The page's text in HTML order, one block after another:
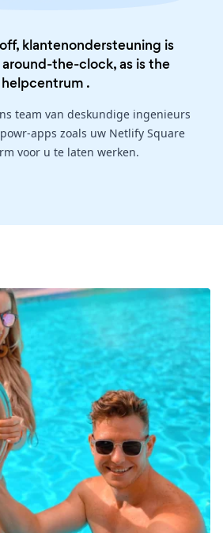
klantenondersteuning is
the-clock, as is the
helpcentrum .
team van deskundige ingenieurs
apps zoals uw Netlify Square
voor u te laten werken.